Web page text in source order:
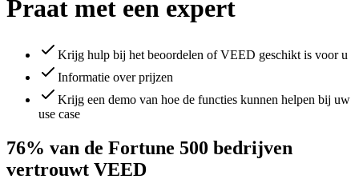
Praat met een expert
Krijg hulp bij het beoordelen of VEED geschikt is voor u
Informatie over prijzen
Krijg een demo van hoe de functies kunnen helpen bij uw
use case
76% van de Fortune 500 bedrijven
vertrouwt VEED